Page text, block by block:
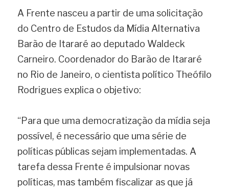
A Frente nasceu a partir de uma solicitação
do Centro de Estudos da Mídia Alternativa
Barão de Itararé ao deputado Waldeck
Carneiro. Coordenador do Barão de Itararé
no Rio de Janeiro, o cientista político Theófilo
Rodrigues explica o objetivo:
“Para que uma democratização da mídia seja
possível, é necessário que uma série de
políticas públicas sejam implementadas. A
tarefa dessa Frente é impulsionar novas
políticas, mas também fiscalizar as que já